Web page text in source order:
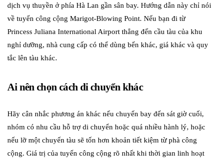
dịch vụ thuyền ở phía Hà Lan gần sân bay. Hướng dẫn này chỉ nói
về tuyến công cộng Marigot-Blowing Point. Nếu bạn đi từ
Princess Juliana International Airport thẳng đến cầu tàu của khu
nghỉ dưỡng, nhà cung cấp có thể dùng bến khác, giá khác và quy
tắc lên tàu khác.
Ai nên chọn cách di chuyển khác
Hãy cân nhắc phương án khác nếu chuyến bay đến sát giờ cuối,
nhóm có nhu cầu hỗ trợ di chuyển hoặc quá nhiều hành lý, hoặc
nếu lỡ một chuyến tàu sẽ tốn hơn khoản tiết kiệm từ phà công
cộng. Giá trị của tuyến công cộng rõ nhất khi thời gian linh hoạt